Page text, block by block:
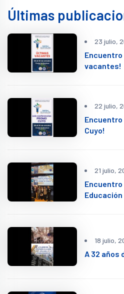
Últimas
23 julio,
Encuentro
vacantes!
22 julio,
Encuentro
Cuyo!
21 julio,
18 julio,
A 32 años